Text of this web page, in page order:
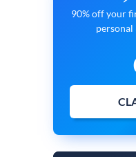
90% off your